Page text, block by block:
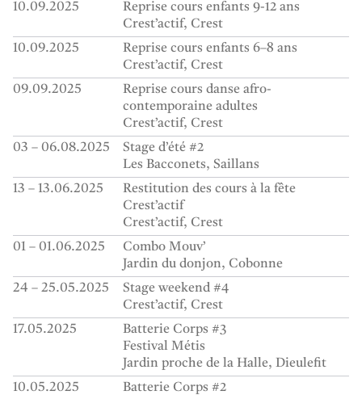
10.09.2025
Reprise cours enfants 9-12 ans
Crest’actif
Crest
10.09.2025
Reprise cours enfants 6–8 ans
Crest’actif
Crest
09.09.2025
Reprise cours danse afro-
contemporaine adultes
Crest’actif
Crest
03 – 06.08.2025
Stage d’été #2
Les Bacconets
Saillans
13 – 13.06.2025
Restitution des cours à la fête
Crest’actif
Crest’actif
Crest
01 – 01.06.2025
Combo Mouv’
Jardin du donjon
Cobonne
24 – 25.05.2025
Stage weekend #4
Crest’actif
Crest
17.05.2025
Batterie Corps #3
Festival Métis
Jardin proche de la Halle
Dieulefit
10.05.2025
Batterie Corps #2